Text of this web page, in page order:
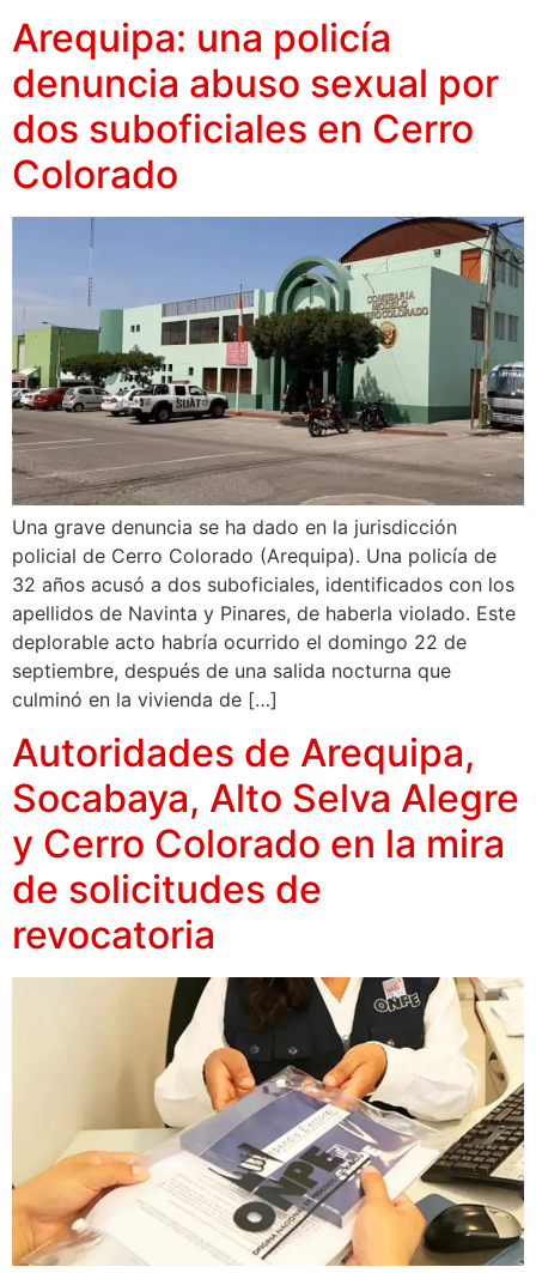
Arequipa: una policía
denuncia abuso sexual por
dos suboficiales en Cerro
Colorado
Una grave denuncia se ha dado en la jurisdicción
policial de Cerro Colorado (Arequipa). Una policía de
32 años acusó a dos suboficiales, identificados con los
apellidos de Navinta y Pinares, de haberla violado. Este
deplorable acto habría ocurrido el domingo 22 de
septiembre, después de una salida nocturna que
culminó en la vivienda de […]
Autoridades de Arequipa,
Socabaya, Alto Selva Alegre
y Cerro Colorado en la mira
de solicitudes de
revocatoria